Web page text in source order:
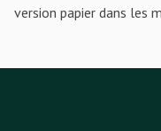
version papier dans les